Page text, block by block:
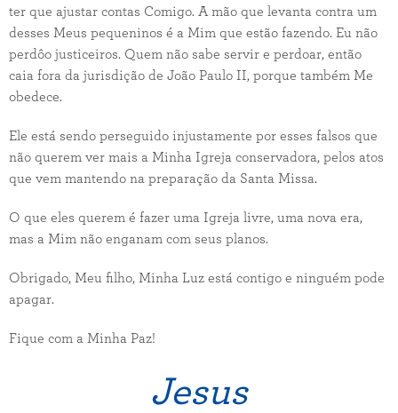
ter que ajustar contas Comigo. A mão que levanta contra um
desses Meus pequeninos é a Mim que estão fazendo. Eu não
perdôo justiceiros. Quem não sabe servir e perdoar, então
caia fora da jurisdição de João Paulo II, porque também Me
obedece.
Ele está sendo perseguido injustamente por esses falsos que
não querem ver mais a Minha Igreja conservadora, pelos atos
que vem mantendo na preparação da Santa Missa.
O que eles querem é fazer uma Igreja livre, uma nova era,
mas a Mim não enganam com seus planos.
Obrigado, Meu filho, Minha Luz está contigo e ninguém pode
apagar.
Fique com a Minha Paz!
Jesus